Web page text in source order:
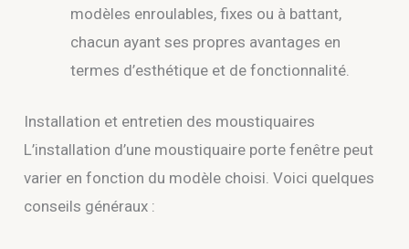
modèles enroulables, fixes ou à battant,
chacun ayant ses propres avantages en
termes d’esthétique et de fonctionnalité.
Installation et entretien des moustiquaires
L’installation d’une moustiquaire porte fenêtre peut
varier en fonction du modèle choisi. Voici quelques
conseils généraux :